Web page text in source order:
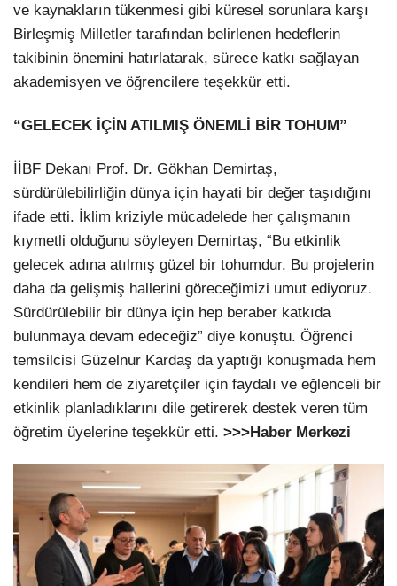
ve kaynakların tükenmesi gibi küresel sorunlara karşı
Birleşmiş Milletler tarafından belirlenen hedeflerin
takibinin önemini hatırlatarak, sürece katkı sağlayan
akademisyen ve öğrencilere teşekkür etti.
“GELECEK İÇİN ATILMIŞ ÖNEMLİ BİR TOHUM”
İİBF Dekanı Prof. Dr. Gökhan Demirtaş,
sürdürülebilirliğin dünya için hayati bir değer taşıdığını
ifade etti. İklim kriziyle mücadelede her çalışmanın
kıymetli olduğunu söyleyen Demirtaş, “Bu etkinlik
gelecek adına atılmış güzel bir tohumdur. Bu projelerin
daha da gelişmiş hallerini göreceğimizi umut ediyoruz.
Sürdürülebilir bir dünya için hep beraber katkıda
bulunmaya devam edeceğiz” diye konuştu. Öğrenci
temsilcisi Güzelnur Kardaş da yaptığı konuşmada hem
kendileri hem de ziyaretçiler için faydalı ve eğlenceli bir
etkinlik planladıklarını dile getirerek destek veren tüm
öğretim üyelerine teşekkür etti. >>>Haber Merkezi